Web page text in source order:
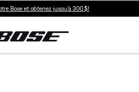
Bose et obtenez jusqu’à 300 $!